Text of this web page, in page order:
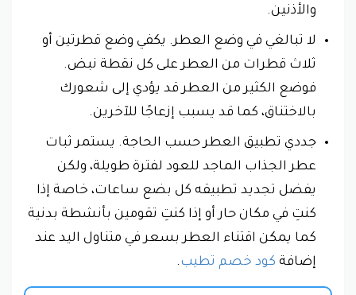
والأذنين.
لا تبالغي في وضع العطر. يكفي وضع قطرتين أو
ثلاث قطرات من العطر على كل نقطة نبض.
فوضع الكثير من العطر قد يؤدي إلى شعورك
بالاختناق، كما قد يسبب إزعاجًا للآخرين.
جددي تطبيق العطر حسب الحاجة. يستمر ثبات
عطر الجذاب الماجد للعود لفترة طويلة، ولكن
يفضل تجديد تطبيقه كل بضع ساعات، خاصة إذا
كنتِ في مكان حار أو إذا كنتِ تقومين بأنشطة بدنية
كما يمكن اقتناء العطر بسعر في متناول اليد عند
إضافة كود خصم تطيب.